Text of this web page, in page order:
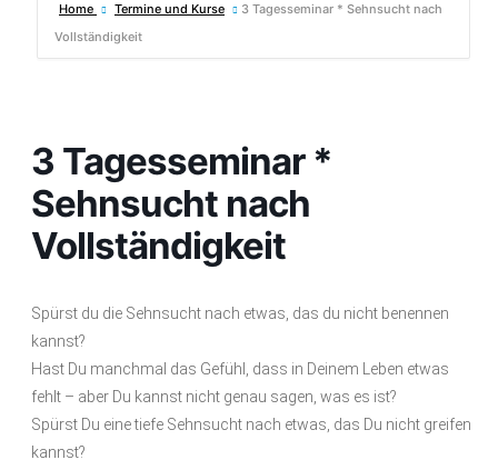
Home Termine und Kurse
3 Tagesseminar * Sehnsucht nach
Vollständigkeit
3 Tagesseminar *
Sehnsucht nach
Vollständigkeit
Spürst du die Sehnsucht nach etwas, das du nicht benennen
kannst?
Hast Du manchmal das Gefühl, dass in Deinem Leben etwas
fehlt – aber Du kannst nicht genau sagen, was es ist?
Spürst Du eine tiefe Sehnsucht nach etwas, das Du nicht greifen
kannst?